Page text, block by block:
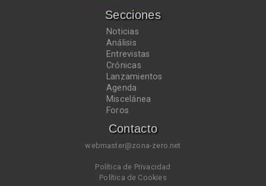
Secciones
Noticias
Análisis
Entrevistas
Crónicas
Lanzamientos
Agenda
Miscelánea
Foros
Contacto
webmaster@zona-zero.net
Política de Privacidad
Política de Cookies